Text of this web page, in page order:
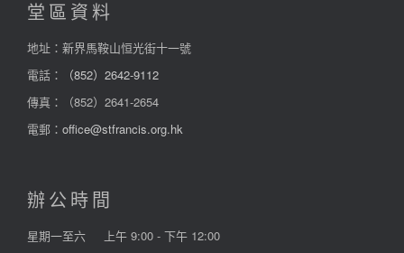
堂區資料
地址：新界馬鞍山恒光街十一號
電話：
（852）2642-9112
傳真：（852）2641-2654
電郵： office@stfrancis.org.hk
辦公時間
星期一至六 上午 9:00 - 下午 12:00